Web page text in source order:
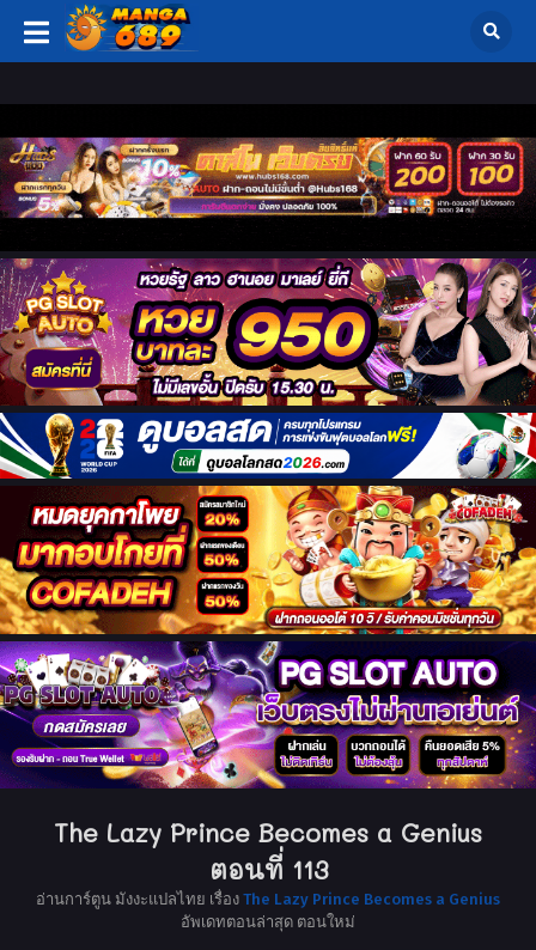
The Lazy Prince Becomes a Genius
ตอนที่ 113
อ่านการ์ตูน มังงะแปลไทย เรื่อง The Lazy Prince Becomes a Genius
อัพเดทตอนล่าสุด ตอนใหม่